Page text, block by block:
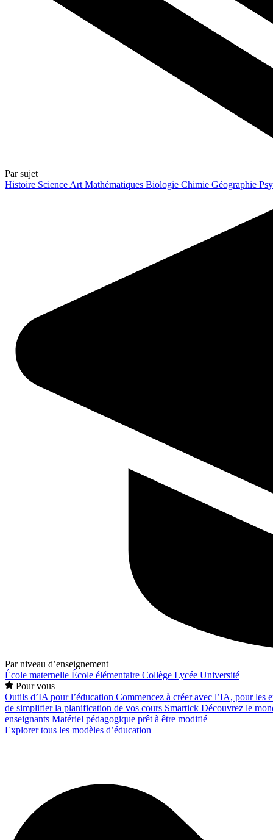
Par sujet
Histoire Science Art Mathématiques Biologie Chimie Géographie
Par niveau d’enseignement
École maternelle École élémentaire Collège Lycée Université
Pour vous
Outils d’IA pour l’éducation Commencez à créer avec l’IA, pour les
de simplifier la planification de vos cours Smartick Découvrez le
enseignants Matériel pédagogique prêt à être modifié
Explorer tous les modèles d’éducation